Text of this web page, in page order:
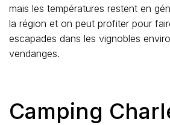
mais les températures restent en
la région et on peut profiter pour
escapades dans les vignobles
vendanges.
Camping